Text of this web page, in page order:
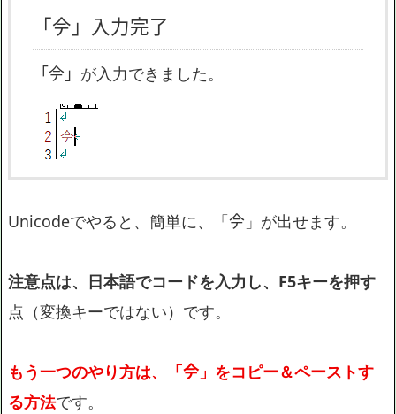
「𫝆」入力完了
「𫝆」が入力できました。
Unicodeでやると、簡単に、「𫝆」が出せます。
注意点は、日本語でコードを入力し、F5キーを押す
点（変換キーではない）です。
もう一つのやり方は、「𫝆」をコピー＆ペーストす
る方法です。